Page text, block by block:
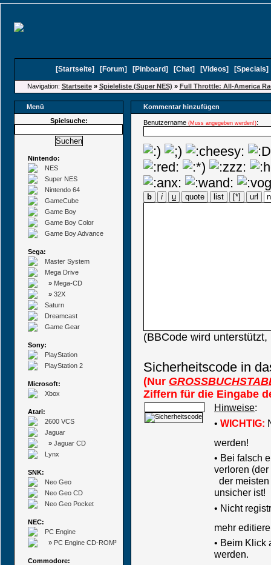
[Startseite] [Forum] [Pinboard] [Chat] [Videos] [Specials
Navigation: Startseite» Spieleliste (Super NES) » Full Throttle: All-America
Menü
Kommentar hinzufügen
Spielsuche:
Nintendo:
NES
Super NES
Nintendo 64
GameCube
Game Boy
Game Boy Color
Game Boy Advance
Sega:
Master System
Mega Drive
» Mega-CD
» 32X
Saturn
Dreamcast
Game Gear
Sony:
PlayStation
PlayStation 2
Microsoft:
Xbox
Atari:
2600 VCS
Jaguar
» Jaguar CD
Lynx
SNK:
Neo Geo
Neo Geo CD
Neo Geo Pocket
NEC:
PC Engine
» PC Engine CD-ROM²
Commodore:
Benutzername (Muss angegeben werden!):
b i u quote list [*] url
(BBCode wird
Sicherheitscode in
(Nur
Ziffern für die Eingabe
Hinweise:
• WICHTIG:
werden!
• Bei falsch
verloren
der
unsicher ist!
• Nicht
mehr
• Beim Klick
werden.